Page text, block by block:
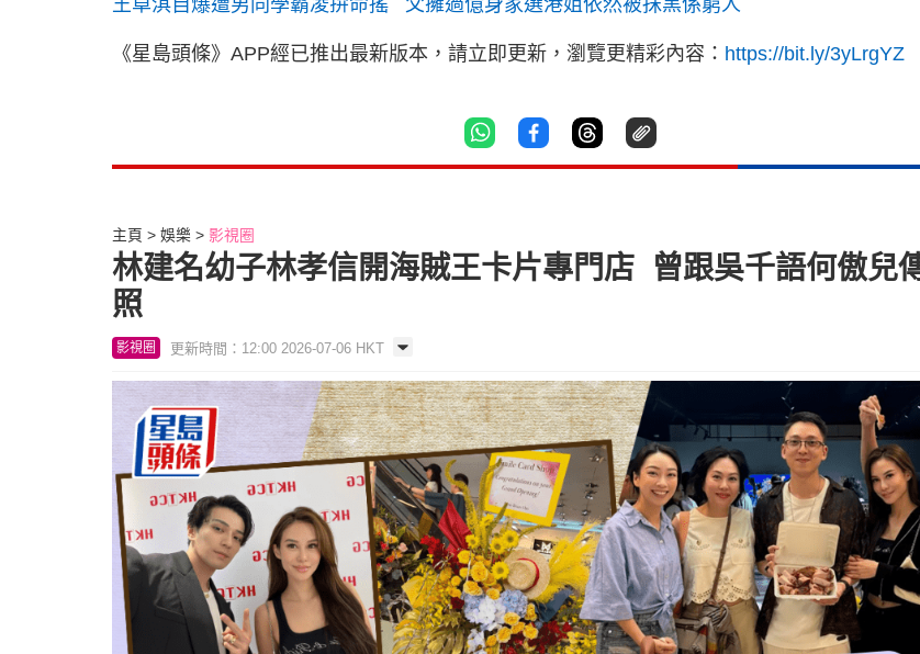
《星島頭條》APP經已推出最新版本，請立即更新，瀏覽更精彩內容： https://bit.ly/3yLrgYZ
主頁 娛樂 影視圈
林建名幼子林孝信開海賊王卡片專門店 曾跟吳千語何傲兒
照
影視圈 更新時間：12:00 2026-07-06 HKT